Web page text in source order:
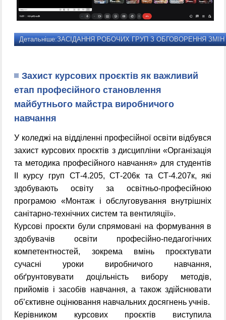
Детальніше:ЗАСІДАННЯ РОБОЧИХ ГРУП З ОБГОВОРЕННЯ
Захист курсових проєктів як важливий
етап професійного становлення
майбутнього майстра виробничого
навчання
У коледжі на відділенні професійної освіти відбувся
захист курсових проєктів з дисципліни «Організація
та методика професійного навчання» для студентів
ІІ курсу груп СТ-4.205, СТ-206к та СТ-4.207к, які
здобувають освіту за освітньо-професійною
програмою «Монтаж і обслуговування внутрішніх
санітарно-технічних систем та вентиляції».
Курсові проєкти були спрямовані на формування в
здобувачів освіти професійно-педагогічних
компетентностей, зокрема вмінь проєктувати
сучасні уроки виробничого навчання,
обґрунтовувати доцільність вибору методів,
прийомів і засобів навчання, а також здійснювати
об’єктивне оцінювання навчальних досягнень учнів.
Керівником курсових проєктів виступила